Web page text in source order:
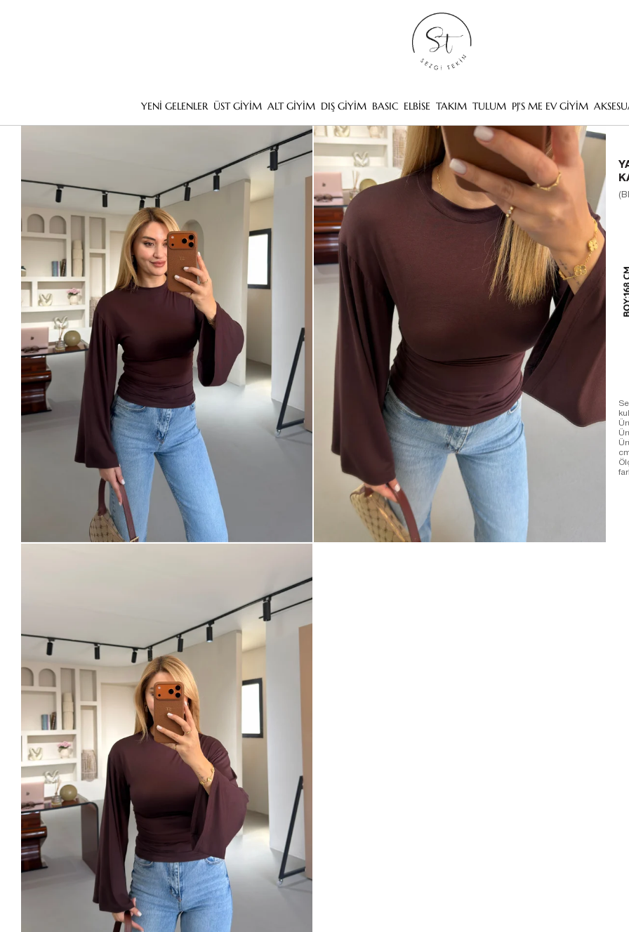
YENİ GELENLER ÜST GİYİM ALT GİYİM DIŞ GİYİM BASIC ELBİSE TAKIM TULUM PJ'S ME EV GİYİM